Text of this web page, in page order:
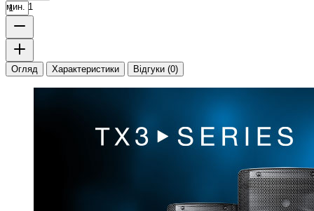
мин. 1
Огляд Характеристики Відгуки (0)